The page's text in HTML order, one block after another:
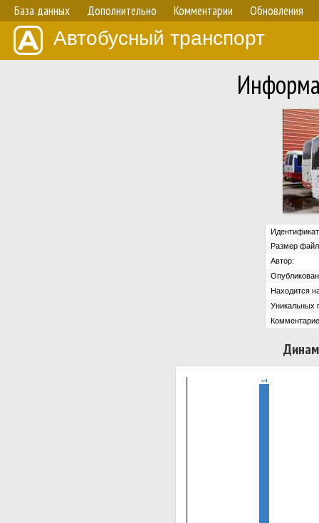
База данных Дополнительно Комментарии Обновления
Автобусный транспорт
Размер
Автор:
Находится
Уникальных